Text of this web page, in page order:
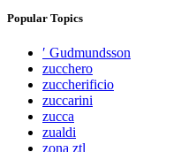
Popular Topics
′ Gudmundsson
zucchero
zuccherificio
zuccarini
zucca
zualdi
zona ztl